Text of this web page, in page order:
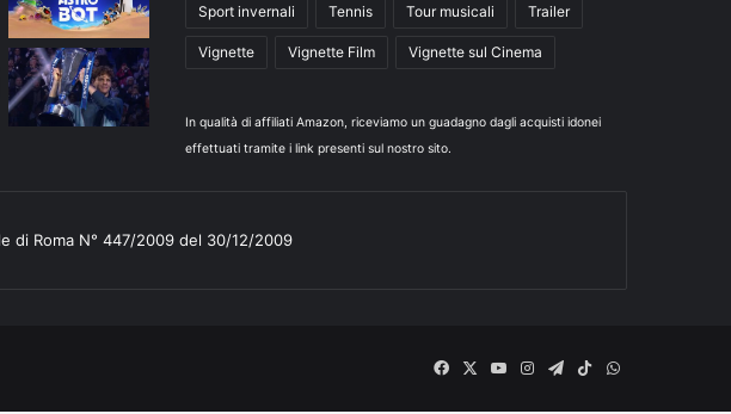
Sport invernali Tennis Tour musicali Trailer
Vignette Vignette Film Vignette sul Cinema
In qualità di affiliati Amazon, riceviamo un guadagno dagli acquisti idonei
effettuati tramite i link presenti sul nostro sito.
di Roma N° 447/2009 del 30/12/2009
Facebook
X
YouInstagram
Telegram
TikTokWhatsApp